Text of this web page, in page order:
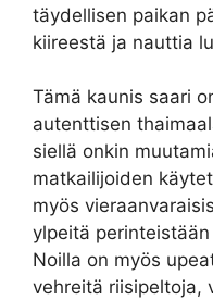
täydellisen paikan
kiireestä ja nauttia
Tämä kaunis saari
autenttisen
siellä onkin
matkailijoiden
myös
ylpeitä
Noilla on myös
vehreitä riisipeltoja,